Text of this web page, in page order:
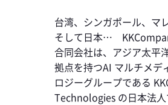
台湾、シンガポール、マ
そして日本…
合同会社は、アジア太平
拠点を持つAI マルチメデ
ロジーグループである
Technologies の日本法人